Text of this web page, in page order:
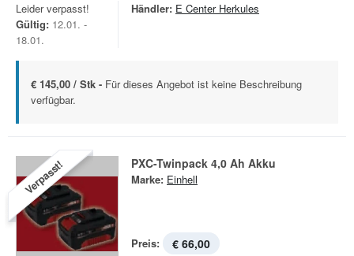
Leider verpasst!
Gültig: 12.01. -
18.01.
Händler: E Center Herkules
€ 145,00 / Stk - Für dieses Angebot ist keine Beschreibung
verfügbar.
Verpasst! PXC-Twinpack 4,0 Ah Akku
Marke: Einhell
Preis: € 66,00